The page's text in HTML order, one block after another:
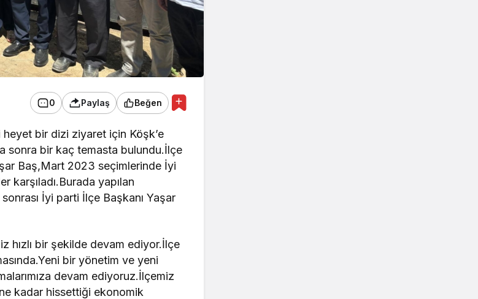
0 Paylaş Beğen
bir dizi ziyaret için Köşk’e
sonra bir kaç temasta bulundu.İlçe
Baş,Mart 2023 seçimlerinde İyi
karşıladı.Burada yapılan
İyi parti İlçe Başkanı Yaşar
hızlı bir şekilde devam ediyor.İlçe
bir yönetim ve yeni
devam ediyoruz.İlçemiz
kadar hissettiği ekonomik